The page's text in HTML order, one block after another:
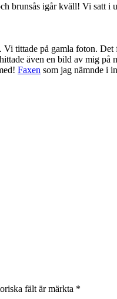
brunsås igår kväll! Vi satt i
Vi tittade på gamla foton.
även en bild av mig
Faxen som jag nämnde i
fält är märkta *